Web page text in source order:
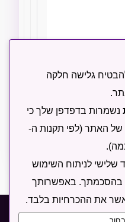
באמצעות מייל
עוגיות
גלישה חלקה
נשמרות בדפדפן שלך כי
של האתר (לפי תקנות ה-
שלישי לניתוח השימוש
רק בהסכמתך. באפשרותך
את ההכרחיות בלבד.